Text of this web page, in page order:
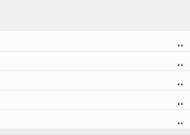
..
..
..
..
..